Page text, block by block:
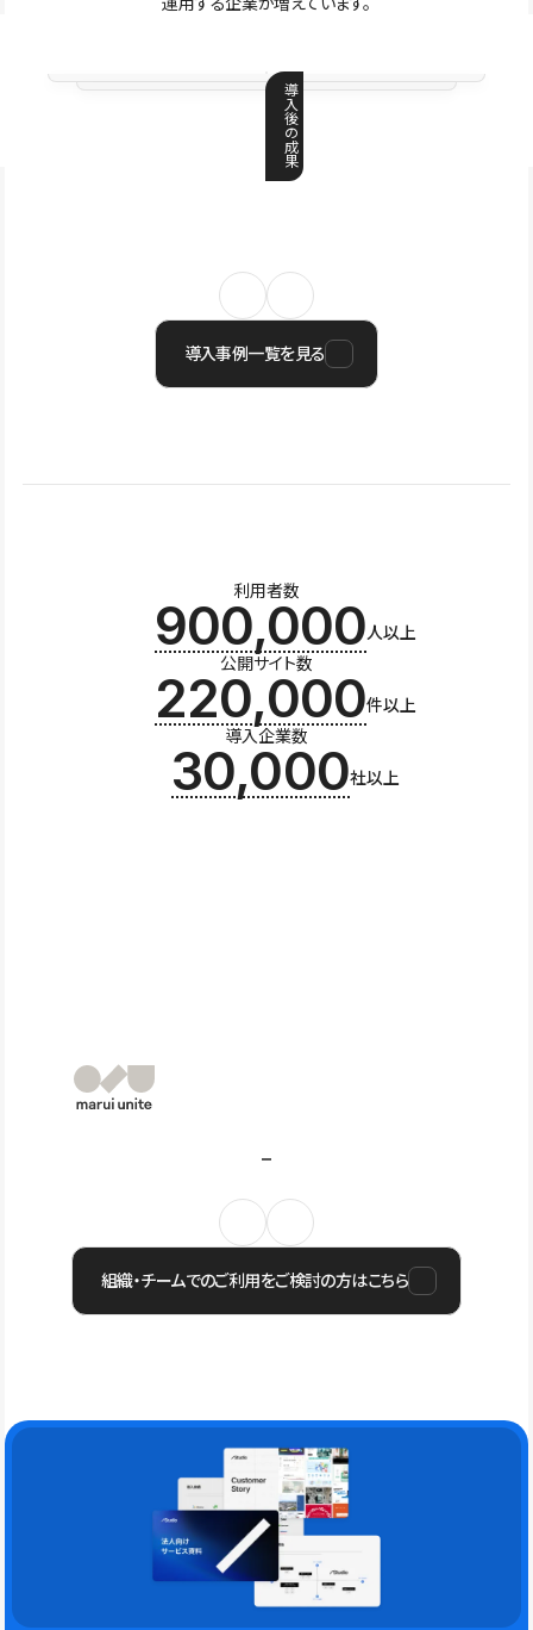
導
入
後
の
成
果
導入事例一覧を見る
利用者数
900,000人以上
公開サイト数
220,000件以上
導入企業数
30,000社以上
組織・チームでのご利用をご検討の方はこちら